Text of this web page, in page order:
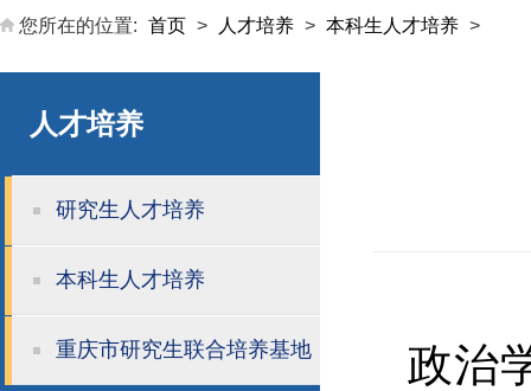
您所在的位置: 首页 > 人才培养 > 本科生人才培养 >
人才培养
研究生人才培养
本科生人才培养
重庆市研究生联合培养基地
政治